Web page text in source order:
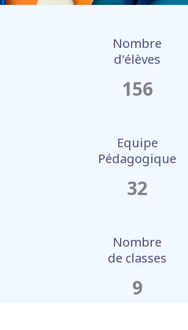
Nombre
d'élèves
156
Equipe
Pédagogique
32
Nombre
de classes
9